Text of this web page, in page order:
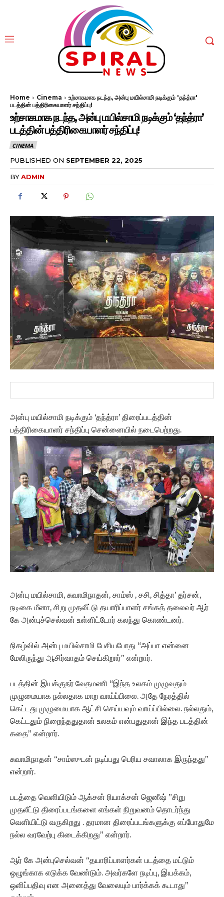
Home Cinema
உற்சாகமாக நடந்த, அன்பு மயில்சாமி நடிக்கும் 'தந்த்ரா'
படத்தின் பத்திரிகையாளர் சந்திப்பு!
உற்சாகமாக நடந்த, அன்பு மயில்சாமி நடிக்கும் ‘தந்த்ரா’
படத்தின் பத்திரிகையாளர் சந்திப்பு!
CINEMA
PUBLISHED ON SEPTEMBER 22, 2025
BYADMIN
அன்பு மயில்சாமி நடிக்கும் ‘தந்த்ரா’ திரைப்படத்தின்
பத்திரிகையாளர் சந்திப்பு சென்னையில் நடைபெற்றது.
அன்பு மயில்சாமி, சுவாமிநாதன், சாம்ஸ் , சசி, சித்தா’ தர்சன்,
நடிகை மீனா, சிறு முதலீட்டு தயாரிப்பாளர் சங்கத் தலைவர் ஆர்
கே அன்புச்செல்வன் உள்ளிட்டோர் கலந்து கொண்டனர்.
நிகழ்வில் அன்பு மயில்சாமி பேசியபோது “அப்பா என்னை
மேலிருந்து ஆசிர்வாதம் செய்கிறார்” என்றார்.
படத்தின் இயக்குநர் வேதமணி “இந்த உலகம் முழுவதும்
முழுமையாக நல்லதாக மாற வாய்ப்பிலை. அதே நேரத்தில்
கெட்டது முழுமையாக ஆட்சி செய்யவும் வாய்ப்பில்லை. நல்லதும்,
கெட்டதும் நிறைந்ததுதான் உலகம் என்பதுதான் இந்த படத்தின்
கதை” என்றார்.
சுவாமிநாதன் “சாம்ஸுடன் நடிப்பது பெரிய சவாலாக இருந்தது”
என்றார்.
படத்தை வெளியிடும் ஆக்சன் ரியாக்சன் ஜெனீஷ் ”சிறு
முதலீட்டு திரைப்படங்களை எங்கள் நிறுவனம் தொடர்ந்து
வெளியிட்டு வருகிறது . தரமான திரைப்படங்களுக்கு எப்போதுமே
நல்ல வரவேற்பு கிடைக்கிறது” என்றார்.
ஆர் கே அன்புசெல்வன் “தயாரிப்பாளர்கள் படத்தை மட்டும்
ஒழுங்காக எடுக்க வேண்டும். அவர்களே நடிப்பு, இயக்கம்,
ஒளிப்பதிவு என அனைத்து வேலையும் பார்க்கக் கூடாது”